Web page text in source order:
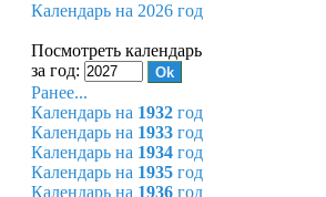
Календарь на 2026 год
Посмотреть календарь
за год:
Ранее...
Календарь на 1932 год
Календарь на 1933 год
Календарь на 1934 год
Календарь на 1935 год
Календарь на 1936 год